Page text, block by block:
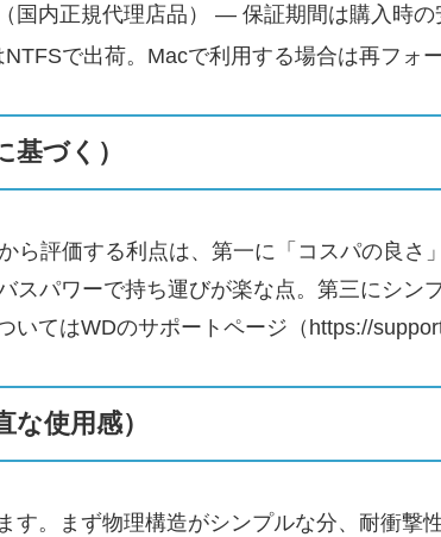
国内正規代理店品） — 保証期間は購入時の
で出荷。Macで利用する場合は再フォ
づく）
ら評価する利点は、第一に「コスパの良
スパワーで持ち運びが楽な点。第三にシ
いてはWDのサポートページ（https://
使用感）
す。まず物理構造がシンプルな分、耐衝